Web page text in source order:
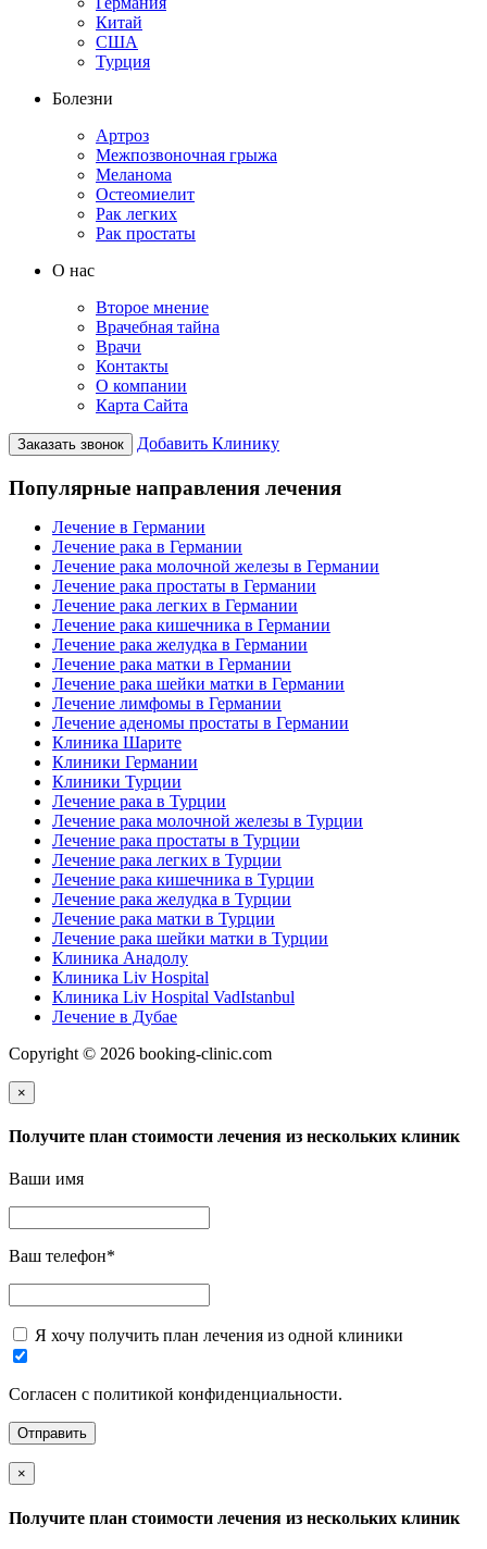
Китай
США
Турция
Болезни
Артроз
Межпозвоночная грыжа
Меланома
Остеомиелит
Рак легких
Рак простаты
О нас
Второе мнение
Врачебная тайна
Врачи
Контакты
О компании
Карта Сайта
Заказать звонок Добавить Клинику
Популярные направления лечения
Лечение в Германии
Лечение рака в Германии
Лечение рака молочной железы в Германии
Лечение рака простаты в Германии
Лечение рака легких в Германии
Лечение рака кишечника в Германии
Лечение рака желудка в Германии
Лечение рака матки в Германии
Лечение рака шейки матки в Германии
Лечение лимфомы в Германии
Лечение аденомы простаты в Германии
Клиника Шарите
Клиники Германии
Клиники Турции
Лечение рака в Турции
Лечение рака молочной железы в Турции
Лечение рака простаты в Турции
Лечение рака легких в Турции
Лечение рака кишечника в Турции
Лечение рака желудка в Турции
Лечение рака матки в Турции
Лечение рака шейки матки в Турции
Клиника Анадолу
Клиника Liv Hospital
Клиника Liv Hospital VadIstanbul
Лечение в Дубае
Copyright © 2026 booking-clinic.com
×
Получите план стоимости лечения из нескольких клиник
Ваши имя
Ваш телефон*
Я хочу получить план лечения из одной клиники
Согласен с политикой конфиденциальности.
×
Получите план стоимости лечения из нескольких клиник